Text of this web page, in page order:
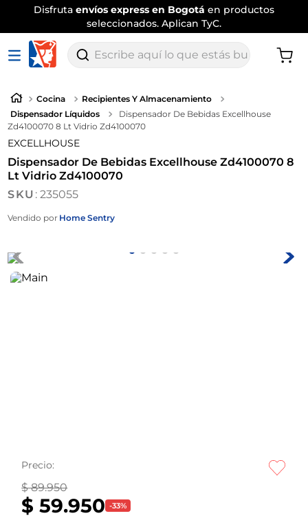
Disfruta envíos express en Bogotá en productos
seleccionados. Aplican TyC.
Escribe aquí lo que estás buscando
Cocina
Recipientes Y Almacenamiento
Dispensador Líquidos
Dispensador De Bebidas Excellhouse
Zd4100070 8 Lt Vidrio Zd4100070
EXCELLHOUSE
Dispensador De Bebidas Excellhouse Zd4100070 8
Lt Vidrio Zd4100070
:235055
Vendido por Home Sentry
Precio:
$ 89.950
$ 59.950 -33%